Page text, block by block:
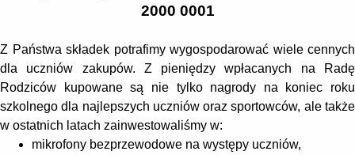
2000 0001
Z Państwa składek potrafimy wygospodarować wiele cennych
dla uczniów zakupów. Z pieniędzy wpłacanych na Radę
Rodziców kupowane są nie tylko nagrody na koniec roku
szkolnego dla najlepszych uczniów oraz sportowców, ale także
w ostatnich latach zainwestowaliśmy w:
mikrofony bezprzewodowe na występy uczniów,